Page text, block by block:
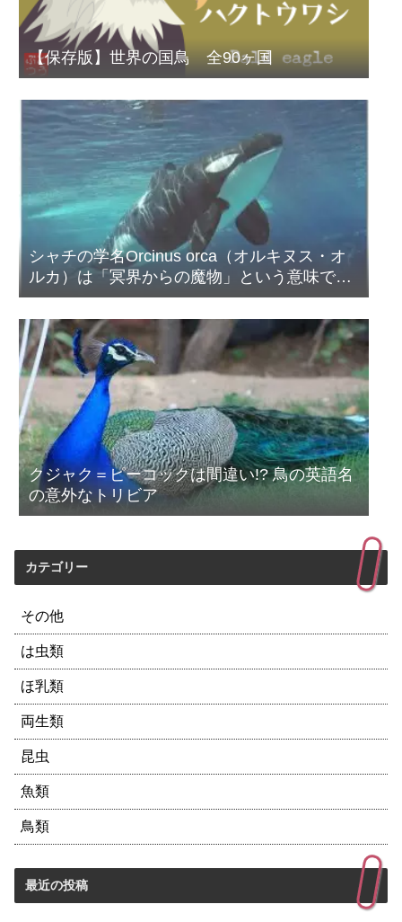
【保存版】世界の国鳥 全90ヶ国
シャチの学名Orcinus orca（オルキヌス・オ
ルカ）は「冥界からの魔物」という意味であ
る
クジャク＝ピーコックは間違い!? 鳥の英語名
の意外なトリビア
カテゴリー
その他
は虫類
ほ乳類
両生類
昆虫
魚類
鳥類
最近の投稿